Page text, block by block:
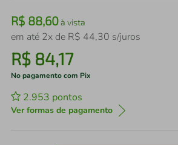
R$ 88,60à vista
em até 2x de R$ 44,30 s/juros
R$ 84,17
No pagamento com Pix
2.953 pontos
Ver formas de pagamento